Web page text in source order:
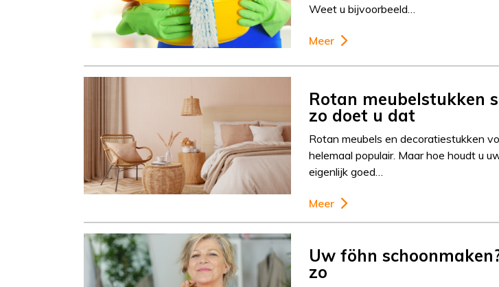
Weet u bijvoorbeeld…
Meer
Rotan meubelstukken
zo doet u dat
Rotan meubels en decoratiestukken
helemaal populair. Maar hoe houdt u
eigenlijk goed…
Meer
Uw föhn
zo